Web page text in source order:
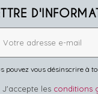
pouvez vous désinscrire à
J'accepte les conditions